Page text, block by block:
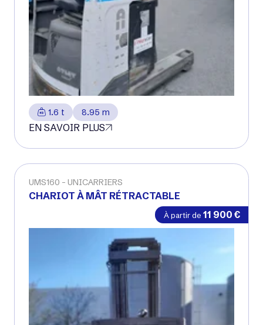
1.6 t 8.95 m
EN SAVOIR PLUS
CHARIOT À MÂT RÉTRACTABLE
UNICARRIERS
UMS160
À partir de 11 900 €